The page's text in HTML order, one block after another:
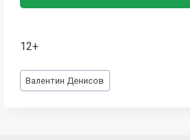
12+
Метки
записи:
Валентин Денисов